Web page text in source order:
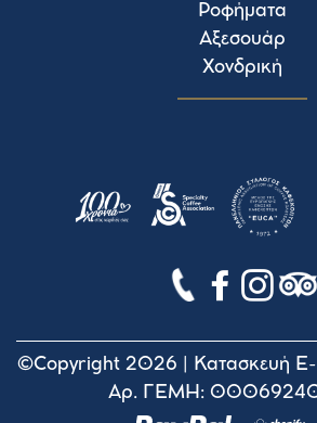
Ροφήματα
Αξεσουάρ
Χονδρική
©Copyright 2026 | Κατασκευή
Αρ. ΓΕΜΗ: